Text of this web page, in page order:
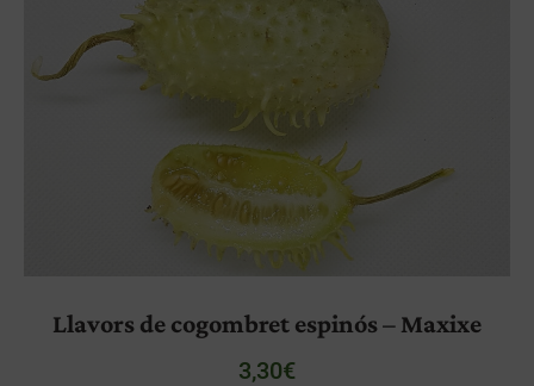
Llavors de cogombret espinós – Maxixe
3,30€